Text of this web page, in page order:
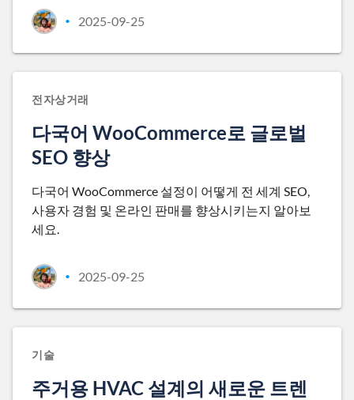
• 2025-09-25
전자상거래
다국어 WooCommerce로 글로벌
SEO 향상
다국어 WooCommerce 설정이 어떻게 전 세계 SEO,
사용자 경험 및 온라인 판매를 향상시키는지 알아보
세요.
• 2025-09-25
기술
주거용 HVAC 설계의 새로운 트렌